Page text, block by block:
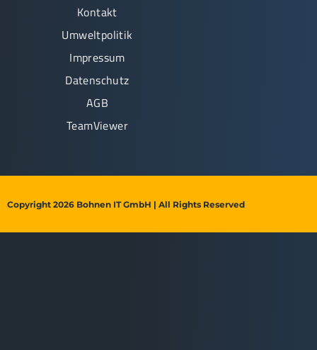
Kontakt
Umweltpolitik
Impressum
Datenschutz
AGB
TeamViewer
Copyright 2026 Bohnen IT GmbH | All Rights Reserved